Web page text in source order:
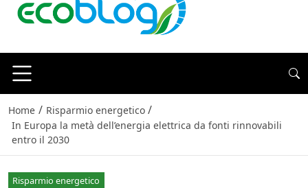
Home / Risparmio energetico /
In Europa la metà dell’energia elettrica da fonti rinnovabili
entro il 2030
Risparmio energetico